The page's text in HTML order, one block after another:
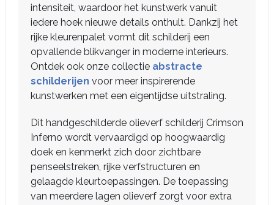
intensiteit, waardoor het kunstwerk vanuit
iedere hoek nieuwe details onthult. Dankzij het
rijke kleurenpalet vormt dit schilderij een
opvallende blikvanger in moderne interieurs.
Ontdek ook onze collectie abstracte
schilderijen voor meer inspirerende
kunstwerken met een eigentijdse uitstraling.
Dit handgeschilderde olieverf schilderij Crimson
Inferno wordt vervaardigd op hoogwaardig
doek en kenmerkt zich door zichtbare
penseelstreken, rijke verfstructuren en
gelaagde kleurtoepassingen. De toepassing
van meerdere lagen olieverf zorgt voor extra